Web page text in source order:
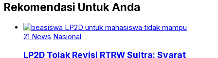
Rekomendasi Untuk Anda
21 News Nasional
LP2D Tolak Revisi RTRW Sultra: Syarat